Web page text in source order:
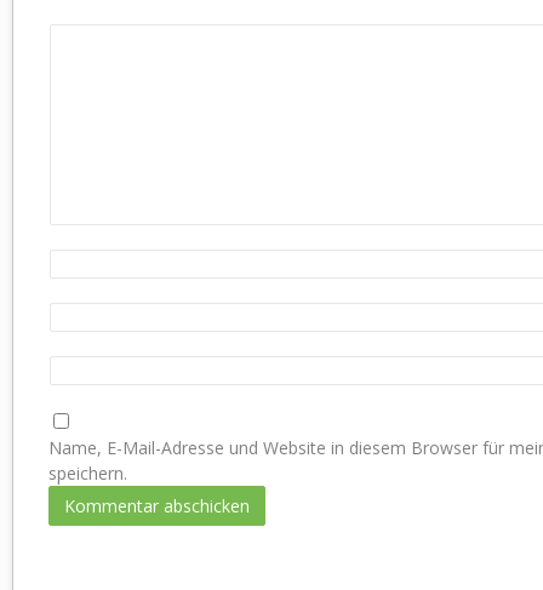
Name, E-Mail-Adresse und Website in diesem Browser für
speichern.